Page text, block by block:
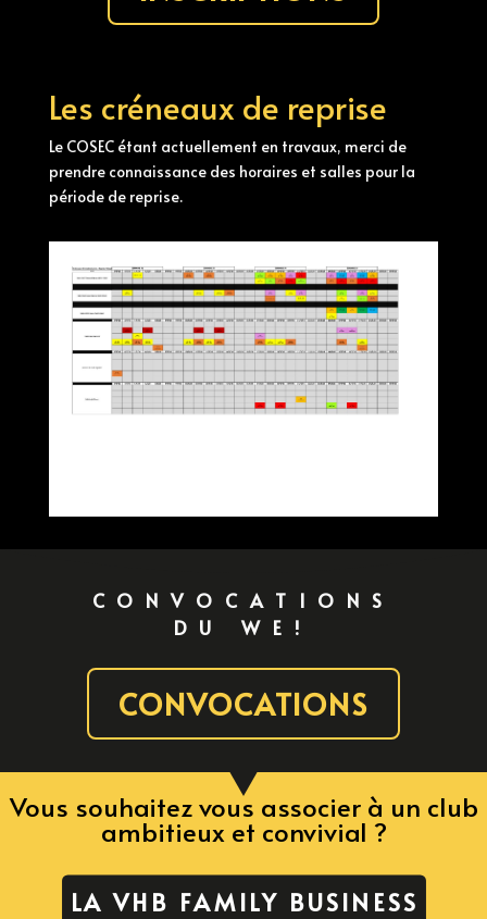
Les créneaux de reprise
Le COSEC étant actuellement en travaux, merci de
prendre connaissance des horaires et salles pour la
période de reprise.
CONVOCATIONS
DU WE!
CONVOCATIONS
Vous souhaitez vous associer à un club
ambitieux et convivial ?
LA VHB FAMILY BUSINESS